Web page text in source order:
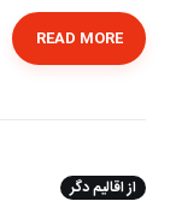
READ MORE
از اقالیم دگر